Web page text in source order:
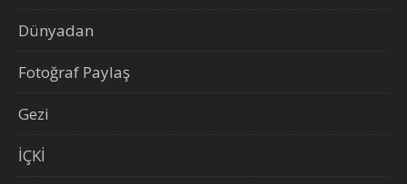
Dünyadan
Fotoğraf Paylaş
Gezi
İÇKİ